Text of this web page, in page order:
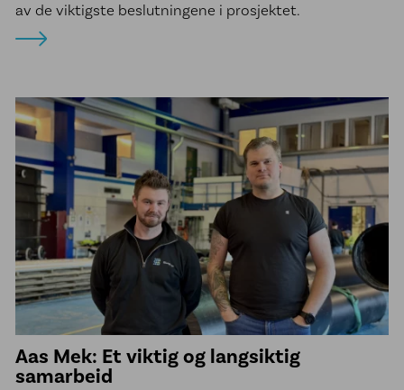
av de viktigste beslutningene i prosjektet.
Aas Mek: Et viktig og langsiktig
samarbeid